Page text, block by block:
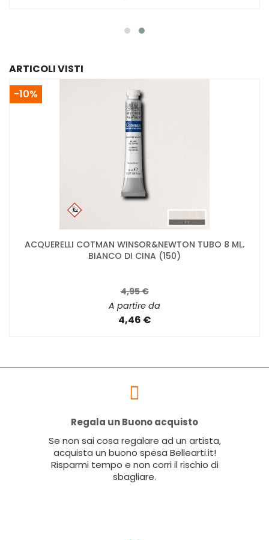
ARTICOLI VISTI
ACQUERELLI COTMAN WINSOR&NEWTON TUBO 8 ML.
BIANCO DI CINA (150)
4,95 €
A partire da
4,46 €
-10%
Regala un Buono acquisto
Se non sai cosa regalare ad un artista,
acquista un buono spesa Bellearti.it!
Risparmi tempo e non corri il rischio di
sbagliare.